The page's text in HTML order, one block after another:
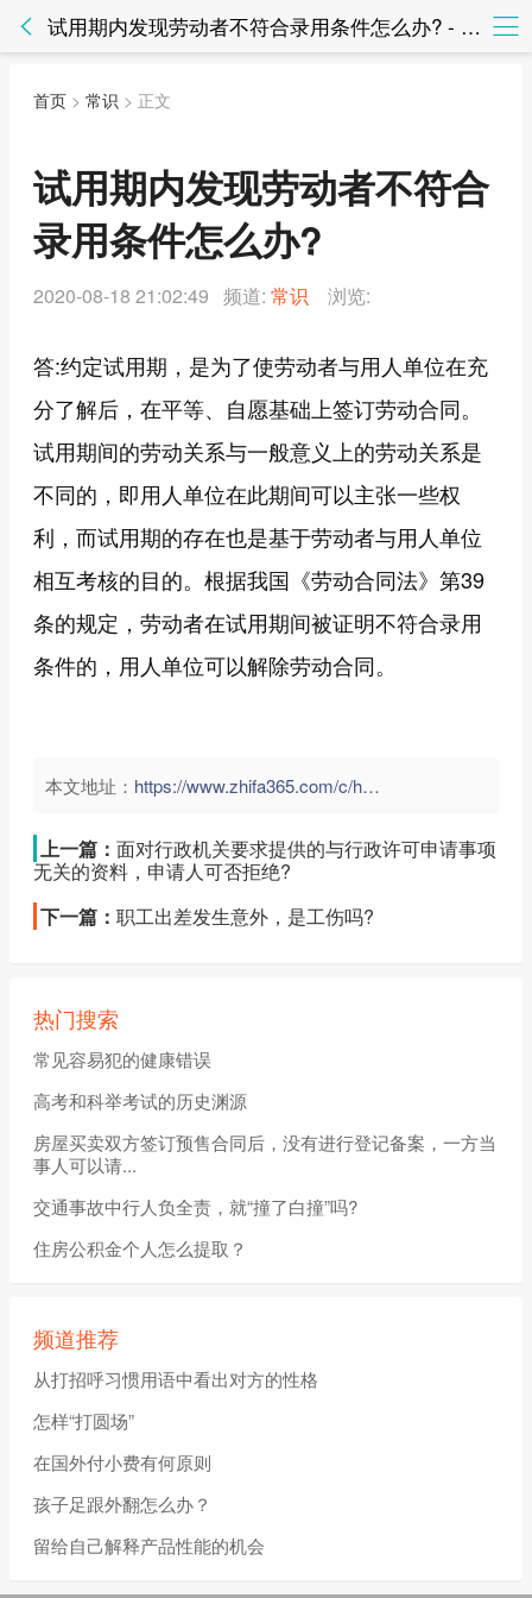
试用期内发现劳动者不符合录用条件怎么办? - 常识 - 知法网知法网
首页 > 常识 > 正文
试用期内发现劳动者不符合
录用条件怎么办?
2020-08-18 21:02:49 频道: 常识 浏览:
答:约定试用期，是为了使劳动者与用人单位在充
分了解后，在平等、自愿基础上签订劳动合同。
试用期间的劳动关系与一般意义上的劳动关系是
不同的，即用人单位在此期间可以主张一些权
利，而试用期的存在也是基于劳动者与用人单位
相互考核的目的。根据我国《劳动合同法》第39
条的规定，劳动者在试用期间被证明不符合录用
条件的，用人单位可以解除劳动合同。
本文地址： https://www.zhifa365.com/c/hDSyYUwW7Cd4zvkG">
上一篇： 面对行政机关要求提供的与行政许可申请事项
无关的资料，申请人可否拒绝?
下一篇： 职工出差发生意外，是工伤吗?
热门搜索
常见容易犯的健康错误
高考和科举考试的历史渊源
房屋买卖双方签订预售合同后，没有进行登记备案，一方当
事人可以请...
交通事故中行人负全责，就“撞了白撞”吗?
住房公积金个人怎么提取？
频道推荐
从打招呼习惯用语中看出对方的性格
怎样“打圆场”
在国外付小费有何原则
孩子足跟外翻怎么办？
留给自己解释产品性能的机会